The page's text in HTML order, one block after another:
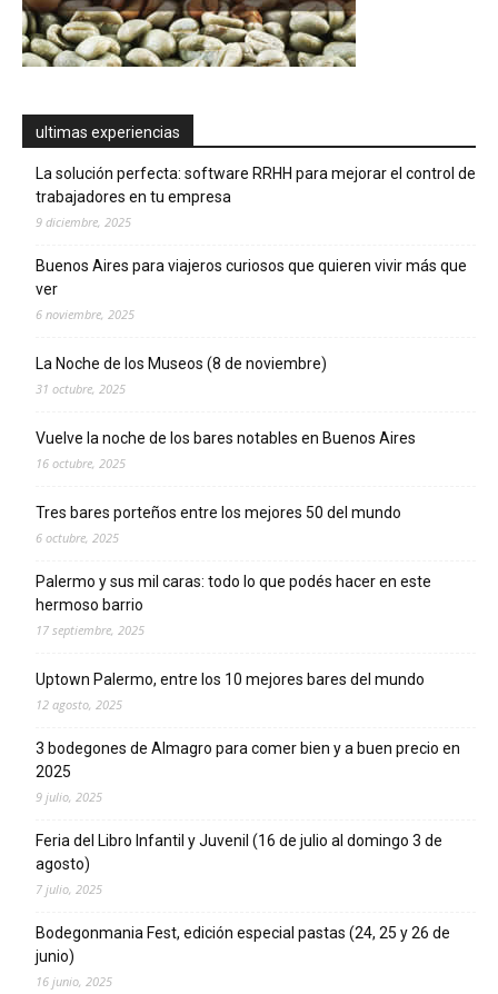
ultimas experiencias
La solución perfecta: software RRHH para mejorar el control de
trabajadores en tu empresa
9 diciembre, 2025
Buenos Aires para viajeros curiosos que quieren vivir más que
ver
6 noviembre, 2025
La Noche de los Museos (8 de noviembre)
31 octubre, 2025
Vuelve la noche de los bares notables en Buenos Aires
16 octubre, 2025
Tres bares porteños entre los mejores 50 del mundo
6 octubre, 2025
Palermo y sus mil caras: todo lo que podés hacer en este
hermoso barrio
17 septiembre, 2025
Uptown Palermo, entre los 10 mejores bares del mundo
12 agosto, 2025
3 bodegones de Almagro para comer bien y a buen precio en
2025
9 julio, 2025
Feria del Libro Infantil y Juvenil (16 de julio al domingo 3 de
agosto)
7 julio, 2025
Bodegonmania Fest, edición especial pastas (24, 25 y 26 de
junio)
16 junio, 2025